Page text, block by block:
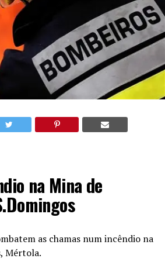
na Mina de
as chamas num incêndio na
Mértola.